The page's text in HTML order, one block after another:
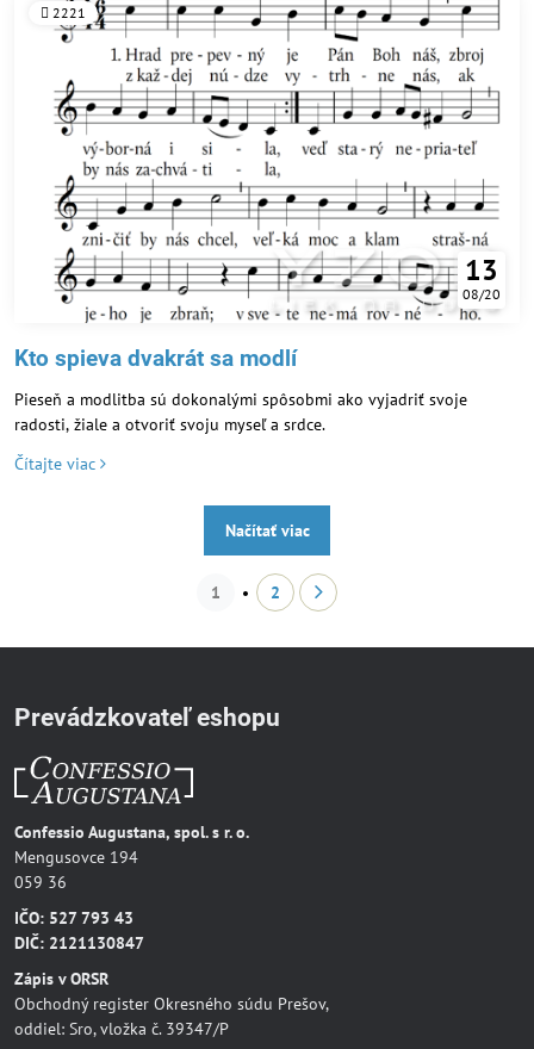
2221
13
08/20
Kto spieva dvakrát sa modlí
Pieseň a modlitba sú dokonalými spôsobmi ako vyjadriť svoje
radosti, žiale a otvoriť svoju myseľ a srdce.
Čítajte viac
Načítať viac
1 2
Prevádzkovateľ eshopu
Confessio Augustana, spol. s r. o.
Mengusovce 194
059 36
IČO: 527 793 43
DIČ: 2121130847
Zápis v ORSR
Obchodný register Okresného súdu Prešov,
oddiel: Sro, vložka č. 39347/P